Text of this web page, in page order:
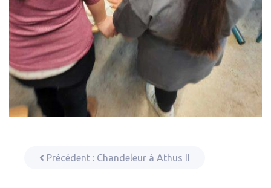
Précédent : Chandeleur à Athus II